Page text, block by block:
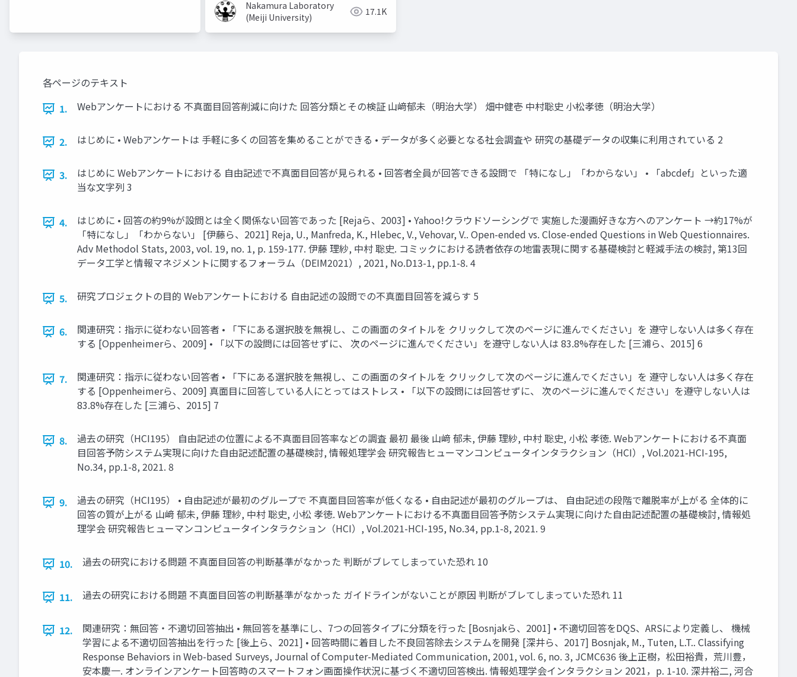
Nakamura Laboratory
(Meiji University)
17.1K
各ページのテキスト
1.
Webアンケートにおける 不真面目回答削減に向けた 回答分類とその検証 山﨑郁未（明治大学） 畑中健壱 中村聡史 小松孝徳（明治大学）
2. はじめに • Webアンケートは 手軽に多くの回答を集めることができる • データが多く必要となる社会調査や 研究の基礎データの収集に利用されている 2
3.
はじめに Webアンケートにおける 自由記述で不真面目回答が見られる • 回答者全員が回答できる設問で 「特になし」「わからない」 • 「abcdef」といった適
当な文字列 3
4.
はじめに • 回答の約9%が設問とは全く関係ない回答であった [Rejaら、2003] • Yahoo!クラウドソーシングで 実施した漫画好きな方へのアンケート →約17%が
「特になし」「わからない」 [伊藤ら、2021] Reja, U., Manfreda, K., Hlebec, V., Vehovar, V.. Open-ended vs. Close-ended Questions in Web Questionnaires.
Adv Methodol Stats, 2003, vol. 19, no. 1, p. 159-177. 伊藤 理紗, 中村 聡史. コミックにおける読者依存の地雷表現に関する基礎検討と軽減手法の検討, 第13回
データ工学と情報マネジメントに関するフォーラム（DEIM2021）, 2021, No.D13-1, pp.1-8. 4
5. 研究プロジェクトの目的 Webアンケートにおける 自由記述の設問での不真面目回答を減らす 5
6.
関連研究：指示に従わない回答者 • 「下にある選択肢を無視し、この画面のタイトルを クリックして次のページに進んでください」を 遵守しない人は多く存在
する [Oppenheimerら、2009] • 「以下の設問には回答せずに、 次のページに進んでください」を遵守しない人は 83.8%存在した [三浦ら、2015] 6
7.
関連研究：指示に従わない回答者 • 「下にある選択肢を無視し、この画面のタイトルを クリックして次のページに進んでください」を 遵守しない人は多く存在
する [Oppenheimerら、2009] 真面目に回答している人にとってはストレス • 「以下の設問には回答せずに、 次のページに進んでください」を遵守しない人は
83.8%存在した [三浦ら、2015] 7
8.
過去の研究（HCI195） 自由記述の位置による不真面目回答率などの調査 最初 最後 山﨑 郁未, 伊藤 理紗, 中村 聡史, 小松 孝徳. Webアンケートにおける不真面
目回答予防システム実現に向けた自由記述配置の基礎検討, 情報処理学会 研究報告ヒューマンコンピュータインタラクション（HCI）, Vol.2021-HCI-195,
No.34, pp.1-8, 2021. 8
9.
過去の研究（HCI195） • 自由記述が最初のグループで 不真面目回答率が低くなる • 自由記述が最初のグループは、 自由記述の段階で離脱率が上がる 全体的に
回答の質が上がる 山﨑 郁未, 伊藤 理紗, 中村 聡史, 小松 孝徳. Webアンケートにおける不真面目回答予防システム実現に向けた自由記述配置の基礎検討, 情報処
理学会 研究報告ヒューマンコンピュータインタラクション（HCI）, Vol.2021-HCI-195, No.34, pp.1-8, 2021. 9
10. 過去の研究における問題 不真面目回答の判断基準がなかった 判断がブレてしまっていた恐れ 10
11. 過去の研究における問題 不真面目回答の判断基準がなかった ガイドラインがないことが原因 判断がブレてしまっていた恐れ 11
12.
関連研究：無回答・不適切回答抽出 • 無回答を基準にし、7つの回答タイプに分類を行った [Bosnjakら、2001] • 不適切回答をDQS、ARSにより定義し、 機械
学習による不適切回答抽出を行った [後上ら、2021] • 回答時間に着目した不良回答除去システムを開発 [深井ら、2017] Bosnjak, M., Tuten, L.T.. Classifying
Response Behaviors in Web-based Surveys, Journal of Computer-Mediated Communication, 2001, vol. 6, no. 3, JCMC636 後上正樹，松田裕貴，荒川豊，
安本慶一. オンラインアンケート回答時のスマートフォン画面操作状況に基づく不適切回答検出. 情報処理学会インタラクション 2021，p. 1-10. 深井裕二, 河合